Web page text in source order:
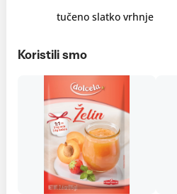
tučeno slatko vrhnje
Koristili smo